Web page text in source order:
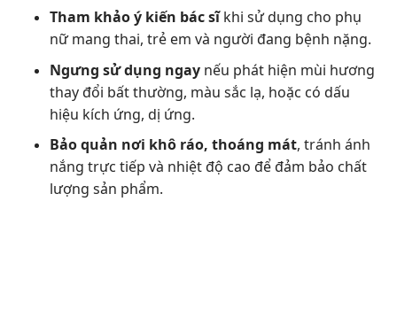
Tham khảo ý kiến bác sĩkhi sử dụng cho phụ
nữ mang thai, trẻ em và người đang bệnh nặng.
Ngưng sử dụng ngaynếu phát hiện mùi hương
thay đổi bất thường, màu sắc lạ, hoặc có dấu
hiệu kích ứng, dị ứng.
Bảo quản nơi khô ráo, thoáng mát, tránh ánh
nắng trực tiếp và nhiệt độ cao để đảm bảo chất
lượng sản phẩm.